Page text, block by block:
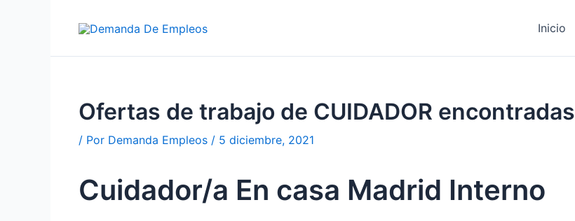
Inicio
Ofertas de trabajo de CUIDADOR encontradas
/ Por Demanda Empleos / 5 diciembre, 2021
Cuidador/a En casa Madrid Interno